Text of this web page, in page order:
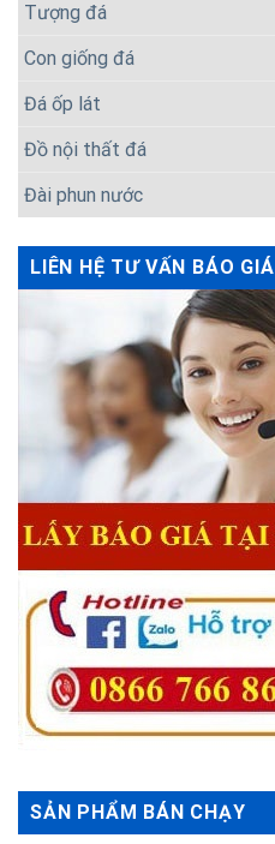
Tượng đá
Con giống đá
Đá ốp lát
Đồ nội thất đá
Đài phun nước
LIÊN HỆ TƯ VẤN BÁO GIÁ
SẢN PHẨM BÁN CHẠY